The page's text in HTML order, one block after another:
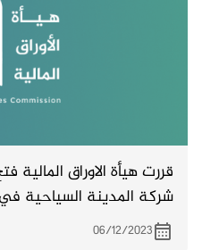
قررت هيأة الاوراق
شركة المدينة السياحية
بتمطلبات الافصاح بتقديم
06/12/2023